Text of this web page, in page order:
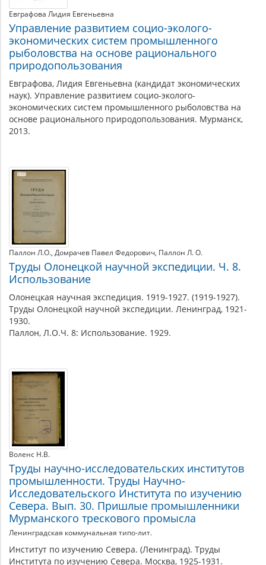
Евграфова Лидия Евгеньевна
Управление развитием социо-эколого-
экономических систем промышленного
рыболовства на основе рационального
природопользования
Евграфова, Лидия Евгеньевна (кандидат экономических
наук). Управление развитием социо-эколого-
экономических систем промышленного рыболовства на
основе рационального природопользования. Мурманск,
2013.
Паллон Л.О. Домрачев Павел Федорович Паллон Л. О.
Труды Олонецкой научной экспедиции. Ч. 8.
Использование
Олонецкая научная экспедиция. 1919-1927. (1919-1927).
Труды Олонецкой научной экспедиции. Ленинград, 1921-
1930.
Паллон, Л.О.Ч. 8: Использование. 1929.
Воленс Н.В.
Труды научно-исследовательских институтов
промышленности. Труды Научно-
Исследовательского Института по изучению
Севера. Вып. 30. Пришлые промышленники
Мурманского трескового промысла
Ленинградская коммунальная типо-лит.
Институт по изучению Севера. (Ленинград). Труды
Института по изучению Севера. Москва, 1925-1931.